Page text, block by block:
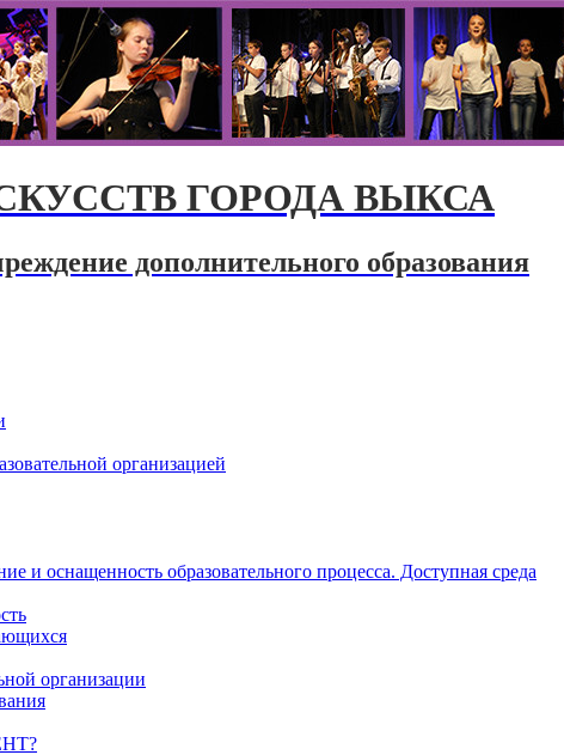
ГОРОДА ВЫКСА
дополнительного образования
организацией
и оснащенность образовательного процесса. Доступная среда
организации